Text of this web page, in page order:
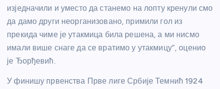
изједначили и уместо да станемо на лопту кренули смо
да дамо други неорганизовано, примили гол из
прекида чиме је утакмица била решена, а ми нисмо
имали више снаге да се вратимо у утакмицу”, оценио
је Ђорђевић.
У финишу првенства Прве лиге Србије Темнић 1924